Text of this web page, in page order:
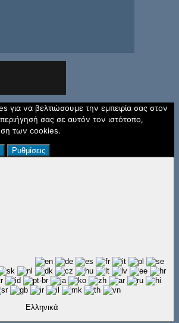
για να βελτιώσουμε την εμπειρία σας στον
σας σε αυτόν τον ιστότοπο,
των cookies.
Ρυθμίσεις
Ελληνικά